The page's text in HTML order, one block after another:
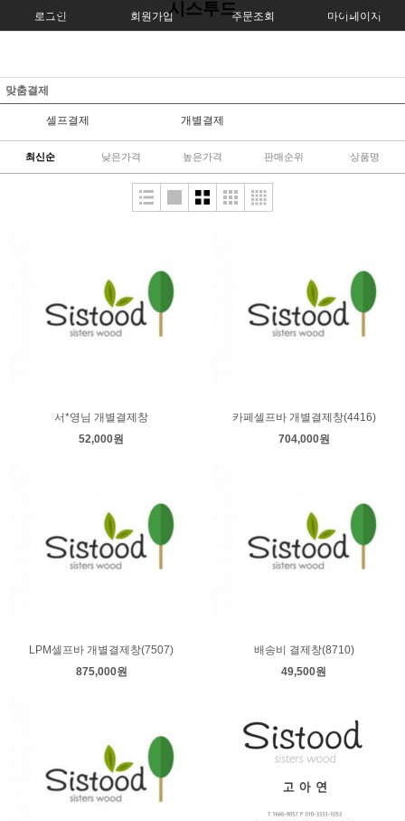
로그인 회원가입 주문조회 마이페이지
시스투드
맞춤결제
셀프결제 개별결제
최신순 낮은가격 높은가격 판매순위 상품명
서*영님 개별결제창
52,000원
카페셀프바 개별결제창(4416)
704,000원
LPM셀프바 개별결제창(7507)
875,000원
배송비 결제창(8710)
49,500원